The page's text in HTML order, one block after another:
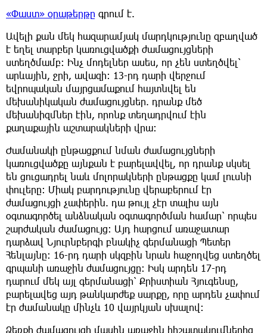
«Փաստ» օրաթերթը գրում է.
Ավելի քան մեկ հազարամյակ մարդկությունը զբաղված
է եղել տարբեր կառուցվածքի ժամացույցների
ստեղծմամբ։ Ինչ մոդելներ ասես, որ չեն ստեղծվել՝
արևային, ջրի, ավազի։ 13-րդ դարի վերջում
եվրոպական մայրցամաքում հայտնվել են
մեխանիկական ժամացույցներ. դրանք մեծ
մեխանիզմներ էին, որոնք տեղադրվում էին
քաղաքային աշտարակների վրա:
Ժամանակի ընթացքում նման ժամացույցների
կառուցվածքը այնքան է բարելավվել, որ դրանք սկսել
են ցուցադրել նաև մոլորակների ընթացքը կամ լուսնի
փուլերը։ Միակ բարդությունը վերաբերում էր
ժամացույցի չափերին. դա թույլ չէր տալիս այն
օգտագործել անձնական օգտագործման համար՝ որպես
շարժական ժամացույց: Այդ հարցում առաջատար
դարձավ Նյուրնբերգի բնակիչ գերմանացի Պետեր
Հենլայնը։ 16-րդ դարի սկզբին նրան հաջողվեց ստեղծել
գրպանի առաջին ժամացույցը։ Իսկ արդեն 17-րդ
դարում մեկ այլ գերմանացի՝ Քրիստիան Հյուգենսը,
բարելավեց այդ թանկարժեք սարքը, որը արդեն չափում
էր ժամանակը մինչև 10 վայրկյան սխալով:
Ձեռքի ժամացույցի մասին առաջին հիշատակումներից